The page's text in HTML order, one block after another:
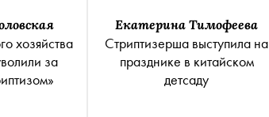
хозяйства
за
Екатерина Тимофеева
Стриптизерша выступила на
празднике в китайском
детсаду